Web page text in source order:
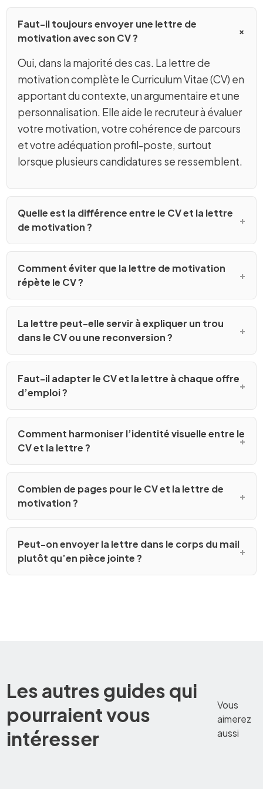
Faut-il toujours envoyer une lettre de
motivation avec son CV ?
Oui, dans la majorité des cas. La lettre de
motivation complète le Curriculum Vitae (CV) en
apportant du contexte, un argumentaire et une
personnalisation. Elle aide le recruteur à évaluer
votre motivation, votre cohérence de parcours
et votre adéquation profil-poste, surtout
lorsque plusieurs candidatures se ressemblent.
Quelle est la différence entre le CV et la lettre
de motivation ?
Comment éviter que la lettre de motivation
répète le CV ?
La lettre peut-elle servir à expliquer un trou
dans le CV ou une reconversion ?
Faut-il adapter le CV et la lettre à chaque offre
d’emploi ?
Comment harmoniser l’identité visuelle entre le
CV et la lettre ?
Combien de pages pour le CV et la lettre de
motivation ?
Peut-on envoyer la lettre dans le corps du mail
plutôt qu’en pièce jointe ?
Les autres guides qui
pourraient vous
intéresser
Vous
aimerez
aussi